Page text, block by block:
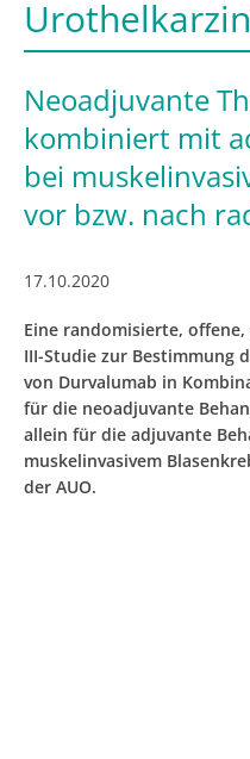
Neoadjuvante
kombiniert mit
bei
vor bzw. nach
17.10.2020
Eine randomisierte,
III-Studie zur Bestimmung
von Durvalumab in
für die neoadjuvante
allein für die adjuvante
muskelinvasivem
der AUO.